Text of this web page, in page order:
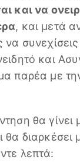
και να
, και μετά
να συνεχίσεις
και
παρέα με
θα
θα διαρκέσει
λεπτά: